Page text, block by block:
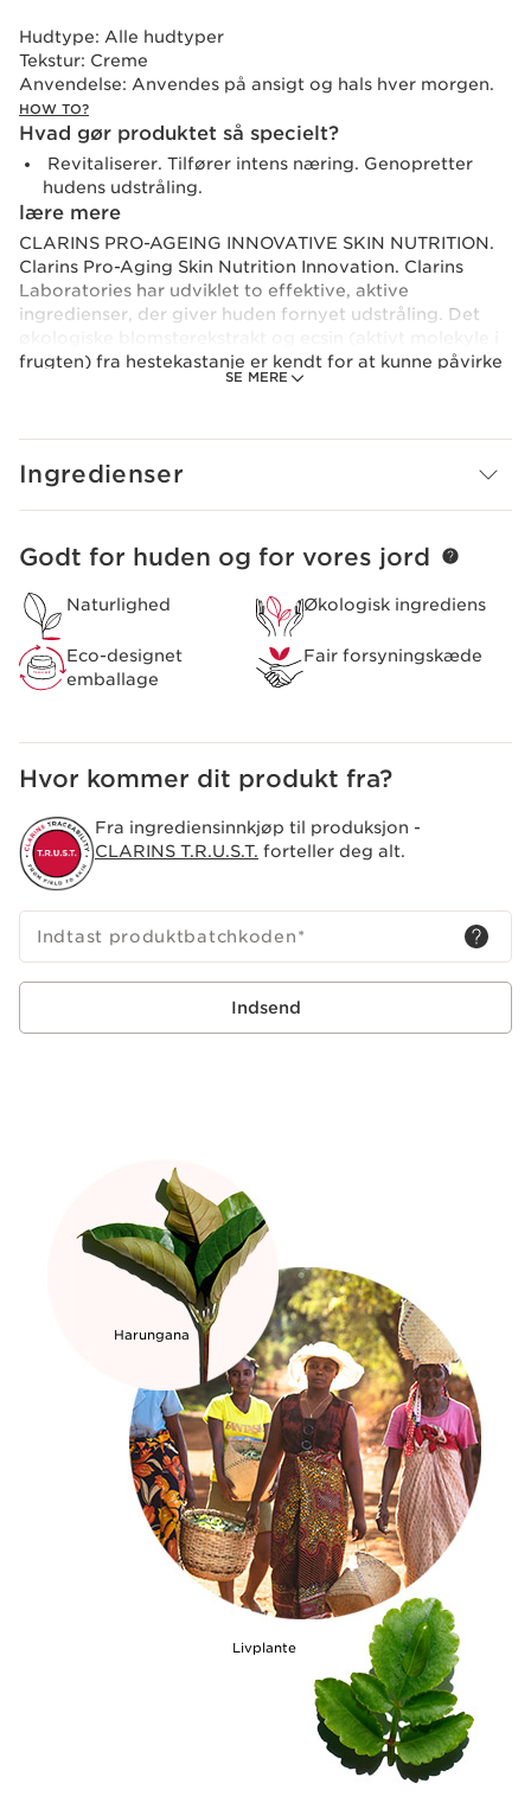
SE MERE
Hudtype: Alle hudtyper
Tekstur: Creme
Anvendelse: Anvendes på ansigt og hals hver morgen.
HOW TO?
Hvad gør produktet så specielt?
Revitaliserer. Tilfører intens næring. Genopretter
hudens udstråling.
lære mere
CLARINS PRO-AGEING INNOVATIVE SKIN NUTRITION.
Clarins Pro-Aging Skin Nutrition Innovation. Clarins
Laboratories har udviklet to effektive, aktive
ingredienser, der giver huden fornyet udstråling. Det
frugten) fra hestekastanje er kendt for at kunne påvirke
mikronæringsnetværket. Denne forfriskende duo – skabt
Nutri-Lumière Day Cream er en sand fornøjelse for dine
træt huds glød. Velegnet til alle hudtyper.
Revitaliserer huden, intensiverer tilførslen af næring og
genopretter træt huds glød.
Ingredienser
HOP TIL INDHOLD
Godt for huden og for vores jord
Naturlighed Økologisk ingrediens
Eco-designet
emballage
Fair forsyningskæde
Hvor kommer dit produkt fra?
Fra ingrediensinnkjøp til produksjon -
CLARINS T.R.U.S.T. forteller deg alt.
Indtast produktbatchkoden*
Indsend
Harungana
Livplante